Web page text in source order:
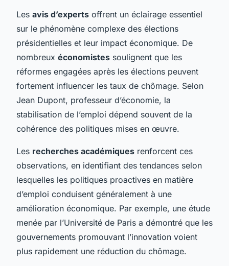
Les avis d’experts offrent un éclairage essentiel
sur le phénomène complexe des élections
présidentielles et leur impact économique. De
nombreux économistes soulignent que les
réformes engagées après les élections peuvent
fortement influencer les taux de chômage. Selon
Jean Dupont, professeur d’économie, la
stabilisation de l’emploi dépend souvent de la
cohérence des politiques mises en œuvre.
Les recherches académiques renforcent ces
observations, en identifiant des tendances selon
lesquelles les politiques proactives en matière
d’emploi conduisent généralement à une
amélioration économique. Par exemple, une étude
menée par l’Université de Paris a démontré que les
gouvernements promouvant l’innovation voient
plus rapidement une réduction du chômage.